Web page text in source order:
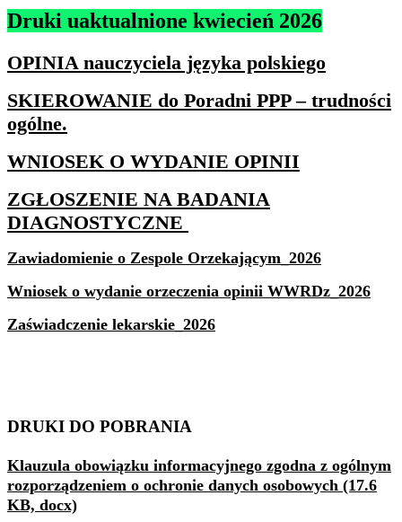
Druki uaktualnione kwiecień 2026
OPINIA nauczyciela języka polskiego
SKIEROWANIE do Poradni PPP – trudności
ogólne.
WNIOSEK O WYDANIE OPINII
ZGŁOSZENIE NA BADANIA
DIAGNOSTYCZNE
Zawiadomienie o Zespole Orzekającym_2026
Wniosek o wydanie orzeczenia opinii WWRDz_2026
Zaświadczenie lekarskie_2026
DRUKI DO POBRANIA
Klauzula obowiązku informacyjnego zgodna z ogólnym
rozporządzeniem o ochronie danych osobowych (17.6
KB, docx)